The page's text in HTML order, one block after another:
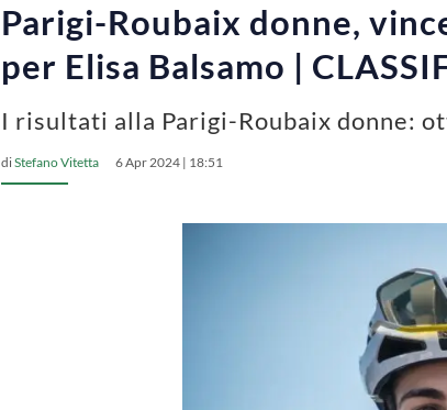
Parigi-Roubaix donne,
per Elisa Balsamo |
I risultati alla Parigi-Roubaix donne:
diStefano Vitetta 6 Apr 2024 | 18:51